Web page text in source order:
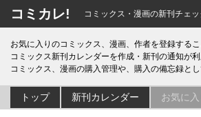
コミカレ! コミックス・漫画の新刊チェ
お気に入りのコミックス、漫画、作者を登録するこ
コミックス新刊カレンダーを作成・新刊の通知が利
コミックス、漫画の購入管理や、購入の備忘録とし
トップ 新刊カレンダー お気に